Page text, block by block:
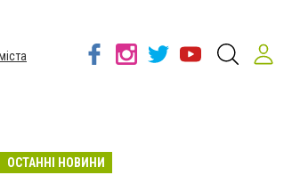
ОСТАННІ НОВИНИ